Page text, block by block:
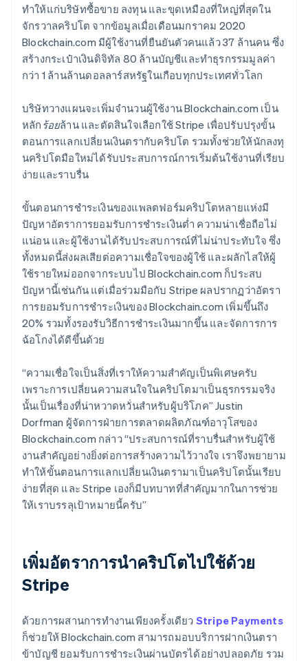
ทำให้แก่บริษัทซื้อขาย ลงทุน และขุดเหมืองที่ใหญ่ที่สุดใน
จักรวาลคริปโต จากข้อมูลเมื่อเดือนมกราคม 2020
Blockchain.com มีผู้ใช้งานที่ยืนยันตัวคนแล้ว 37 ล้านคน ซึ่ง
สร้างกระเป๋าเงินดิจิทัล 80 ล้านบัญชีและทำธุรกรรมมูลค่า
กว่า 1 ล้านล้านดอลลาร์สหรัฐในเกือบทุกประเทศทั่วโลก
บริษัทวางแผนจะเพิ่มจำนวนผู้ใช้งาน Blockchain.com เป็น
หลัก ร้อยล้าน และตัดสินใจเลือกใช้ Stripe เพื่อปรับปรุงขั้น
ตอนการแลกเปลี่ยนเงินตรากับคริปโต รวมทั้งช่วยให้นักลงทุ
นคริปโตมือใหม่ได้รับประสบการณ์การเริ่มต้นใช้งานที่เรียบ
ง่ายและราบรื่น
ขั้นตอนการชำระเงินของแพลตฟอร์มคริปโตหลายแห่งมี
ปัญหาอัตราการยอมรับการชำระเงินต่ำ ความน่าเชื่อถือไม่
แน่อน และผู้ใช้งานได้รับประสบการณ์ที่ไม่น่าประทับใจ ซึ่ง
ทั้งหมดนี้ส่งผลเสียต่อความเชื่อใจของผู้ใช้ และผลักไสให้ผู้
ใช้รายใหม่ออกจากระบบไป Blockchain.com ก็ประสบ
ปัญหานี้เช่นกัน แต่เมื่อร่วมมือกับ Stripe ผลปรากฏว่าอัตรา
การยอมรับการชำระเงินของ Blockchain.com เพิ่มขึ้นถึง
20% รวมทั้งรองรับวิธีการชำระเงินมากขึ้น และจัดการการ
ฉ้อโกงได้ดีขึ้นด้วย
“ความเชื่อใจเป็นสิ่งที่เราให้ความสำคัญเป็นพิเศษครับ
เพราะการเปลี่ยนความสนใจในคริปโตมาเป็นธุรกรรมจริง
นั้นเป็นเรื่องที่น่าหวาดหวั่นสำหรับผู้บริโภค” Justin
Dorfman ผู้จัดการฝ่ายการตลาดผลิตภัณฑ์อาวุโสของ
Blockchain.com กล่าว “ประสบการณ์ที่ราบรื่นสำหรับผู้ใช้
งานสำคัญอย่างยิ่งต่อการสร้างความไว้วางใจ เราจึงพยายาม
ทำให้ขั้นตอนการแลกเปลี่ยนเงินตรามาเป็นคริปโตนั้นเรียบ
ง่ายที่สุด และ Stripe เองก็มีบทบาทที่สำคัญมากในการช่วย
ให้เราบรรลุเป้าหมายนี้ครับ”
เพิ่มอัตราการนำคริปโตไปใช้ด้วย
Stripe
ด้วยการผสานการทำงานเพียงครั้งเดียว Stripe Payments
ก็ช่วยให้ Blockchain.com สามารถมอบบริการฝากเงินตรา
ข้าบัญชี ยอมรับการชำระเงินผ่านบัตรได้อย่างปลอดภัย รวม